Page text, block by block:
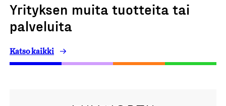
Yrityksen muita tuotteita tai
palveluita
Katso kaikki